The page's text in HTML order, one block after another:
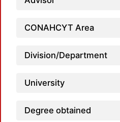
CONAHCYT Area
Division/Department
University
Degree obtained